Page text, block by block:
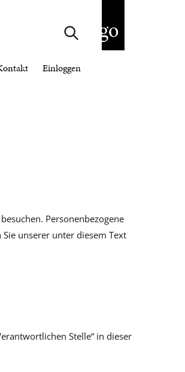
Einloggen
Personenbezogene
unserer unter diesem Text
Stelle“ in dieser